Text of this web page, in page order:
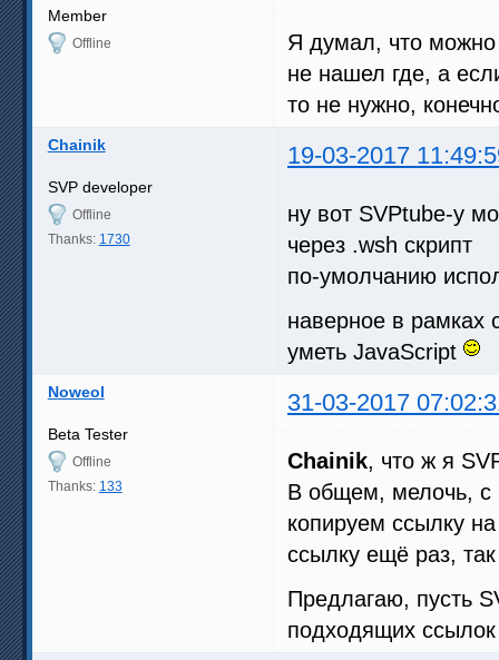
Member
Offline
Я думал, что можно
не нашел где, а
то не нужно,
Chainik 19-03-2017
SVP developer
Offline
Thanks: 1730
ну вот SVPtube-у
через .wsh скрипт
по-умолчанию
наверное в рамках
уметь JavaScript
Noweol 31-03-2017
Beta Tester
Offline
Thanks: 133
Chainik, что ж я
В общем, мелочь, с
копируем ссылку
ссылку ещё раз,
Предлагаю, пусть
подходящих